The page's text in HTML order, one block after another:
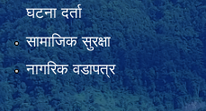
घटना दर्ता
सामाजिक सुरक्षा
नागरिक वडापत्र